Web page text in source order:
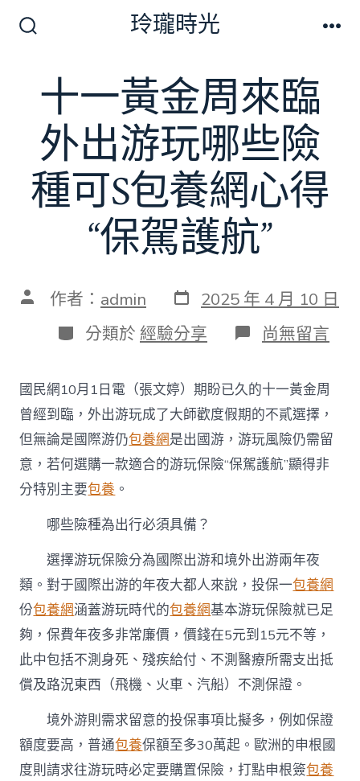
換
玲瓏時光
十一黃金周來臨
外出游玩哪些險
種可S包養網心得
“保駕護航”
文 作者： admin 發
表
日
期
2025 年 4 月 10 日
分
類
分類於 經驗分享 在
〈十
黃
金
周
來
臨
外
出
險
種
可
S
包
養
網
心
得
駕
護
航”〉
中
尚無留言
國民網10月1日電（張文婷）期盼已久的十一黃金周
曾經到臨，外出游玩成了大師歡度假期的不貳選擇，
但無論是國際游仍包養網是出國游，游玩風險仍需留
意，若何選購一款適合的游玩保險“保駕護航”顯得非
分特別主要包養 。
哪些險種為出行必須具備？
選擇游玩保險分為國際出游和境外出游兩年夜
類。對于國際出游的年夜大都人來說，投保一包養網
份包養網涵蓋游玩時代的包養網基本游玩保險就已足
夠，保費年夜多非常廉價，價錢在5元到15元不等，
此中包括不測身死、殘疾給付、不測醫療所需支出抵
償及路況東西（飛機、火車、汽船）不測保證。
境外游則需求留意的投保事項比擬多，例如保證
額度要高，普通包養保額至多30萬起。歐洲的申根國
度則請求往游玩時必定要購置保險，打點申根簽包養